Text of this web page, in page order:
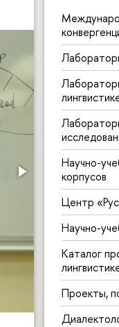
Научно-
корпусов
Центр
Научно-
Каталог
Проекты,